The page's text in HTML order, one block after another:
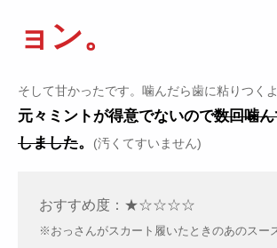
ョン。
そして甘かったです。噛んだら歯に粘りつく
元々ミントが得意でないので数回噛
しました。 (汚くてすいません)
おすすめ度：★☆☆☆☆
※おっさんがスカート履いたときのあのスー